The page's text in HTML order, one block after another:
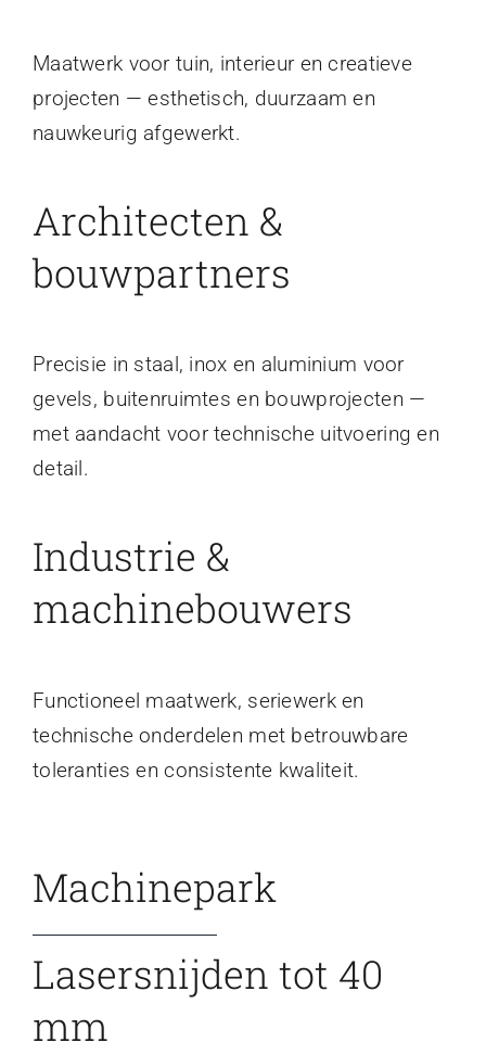
Maatwerk voor tuin, interieur en creatieve
projecten — esthetisch, duurzaam en
nauwkeurig afgewerkt.
Architecten &
bouwpartners
Precisie in staal, inox en aluminium voor
gevels, buitenruimtes en bouwprojecten —
met aandacht voor technische uitvoering en
detail.
Industrie &
machinebouwers
Functioneel maatwerk, seriewerk en
technische onderdelen met betrouwbare
toleranties en consistente kwaliteit.
Machinepark
Lasersnijden tot 40
mm